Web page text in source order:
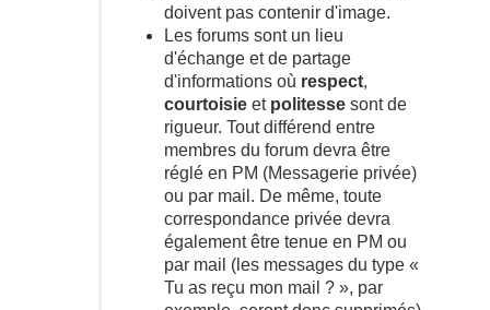
doivent pas contenir d'image.
Les forums sont un lieu
d'échange et de partage
d'informations où respect,
courtoisieet politessesont de
rigueur. Tout différend entre
membres du forum devra être
réglé en PM (Messagerie privée)
ou par mail. De même, toute
correspondance privée devra
également être tenue en PM ou
par mail (les messages du type «
Tu as reçu mon mail ? », par